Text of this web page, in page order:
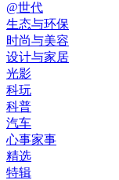
@世代
生态与环保
时尚与美容
设计与家居
光影
科玩
科普
汽车
心事家事
精选
特辑